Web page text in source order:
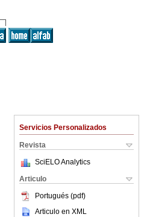
Servicios Personalizados
Revista
SciELO Analytics
Articulo
Portugués (pdf)
Articulo en XML